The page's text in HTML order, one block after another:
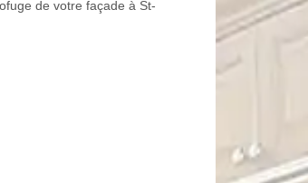
de votre façade à St-